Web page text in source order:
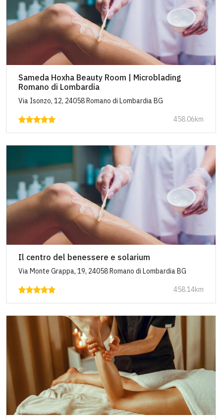
Sameda Hoxha Beauty Room | Microblading
Romano di Lombardia
Via Isonzo, 12, 24058 Romano di Lombardia BG
458.06km
Il centro del benessere e solarium
Via Monte Grappa, 19, 24058 Romano di Lombardia BG
458.14km